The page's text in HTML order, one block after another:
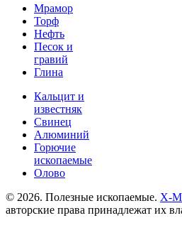
Мрамор
Торф
Нефть
Песок и
гравий
Глина
Кальцит и
известняк
Свинец
Алюминий
Горючие
ископаемые
Олово
© 2026. Полезные ископаемые. X-
авторские права принадлежат их